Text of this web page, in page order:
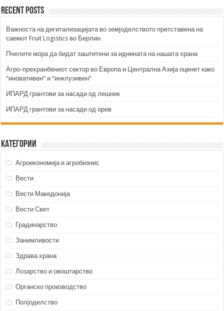
Recent Posts
Важноста на дигитализацијата во земјоделството претставена на
саемот Fruit Logistics во Берлин
Пчелите мора да бидат заштитени за иднината на нашата храна
Агро-прехранбениот сектор во Европа и Централна Азија оценет како
“иновативен” и “инклузивен”
ИПАРД грантови за насади од лешник
ИПАРД грантови за насади од орев
Категории
Агроекономија и агробизнис
Вести
Вести Македонија
Вести Свет
Градинарство
Занимливости
Здрава храна
Лозарство и овоштарство
Органско производство
Полјоделство